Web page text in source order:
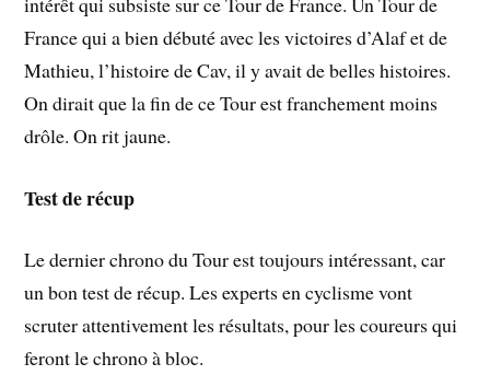
France qui a bien débuté avec les victoires d’Alaf et de
Mathieu, l’histoire de Cav, il y avait de belles histoires.
On dirait que la fin de ce Tour est franchement moins
drôle. On rit jaune.
Test de récup
Le dernier chrono du Tour est toujours intéressant, car
un bon test de récup. Les experts en cyclisme vont
scruter attentivement les résultats, pour les coureurs qui
feront le chrono à bloc.